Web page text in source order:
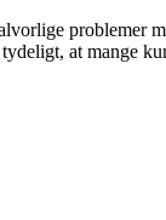
at mange